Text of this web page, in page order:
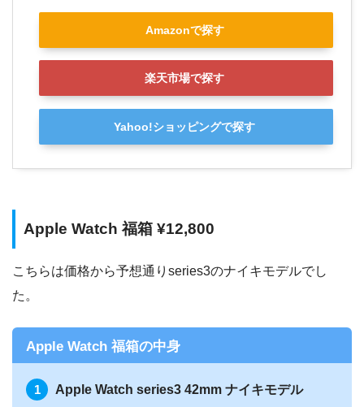
Amazonで探す
楽天市場で探す
Yahoo!ショッピングで探す
Apple Watch 福箱 ¥12,800
こちらは価格から予想通りseries3のナイキモデルでし
た。
Apple Watch 福箱の中身
Apple Watch series3 42mm ナイキモデル